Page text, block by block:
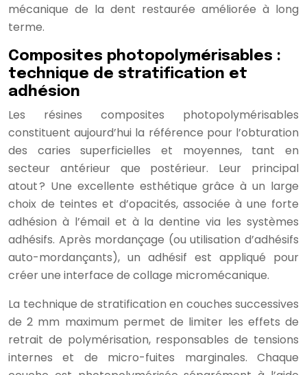
mécanique de la dent restaurée améliorée à long
terme.
Composites photopolymérisables :
technique de stratification et
adhésion
Les résines composites photopolymérisables
constituent aujourd’hui la référence pour l’obturation
des caries superficielles et moyennes, tant en
secteur antérieur que postérieur. Leur principal
atout ? Une excellente esthétique grâce à un large
choix de teintes et d’opacités, associée à une forte
adhésion à l’émail et à la dentine via les systèmes
adhésifs. Après mordançage (ou utilisation d’adhésifs
auto-mordançants), un adhésif est appliqué pour
créer une interface de collage micromécanique.
La technique de stratification en couches successives
de 2 mm maximum permet de limiter les effets de
retrait de polymérisation, responsables de tensions
internes et de micro-fuites marginales. Chaque